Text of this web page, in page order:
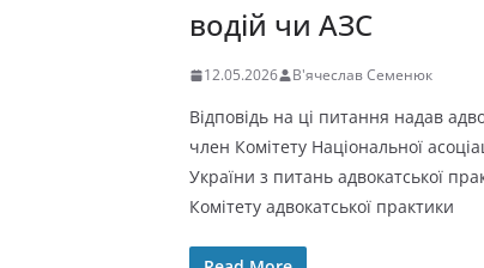
водій чи АЗС
12.05.2026 В'ячеслав Семенюк
Відповідь на ці питання надав
член Комітету Національної
України з питань адвокатської
Комітету адвокатської практики